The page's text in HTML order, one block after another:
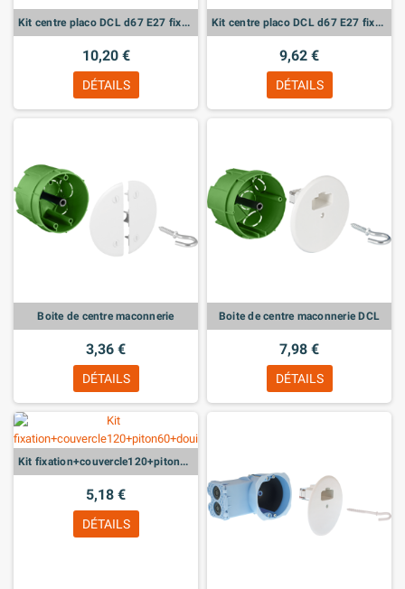
Kit centre placo DCL d67 E27 fixation rapide
10,20 €
DÉTAILS
Kit centre placo DCL d67 E27 fixation intégrée
9,62 €
DÉTAILS
Boite de centre maconnerie
3,36 €
DÉTAILS
Boite de centre maconnerie DCL
7,98 €
DÉTAILS
Kit fixation+couvercle120+piton60+douilleDCL
5,18 €
DÉTAILS